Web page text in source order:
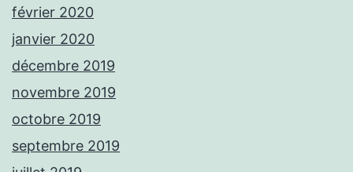
février 2020
janvier 2020
décembre 2019
novembre 2019
octobre 2019
septembre 2019